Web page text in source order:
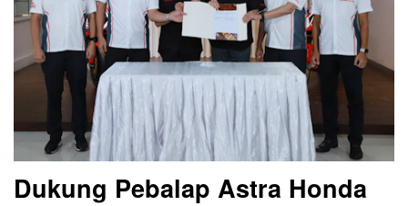
Dukung Pebalap Astra Honda